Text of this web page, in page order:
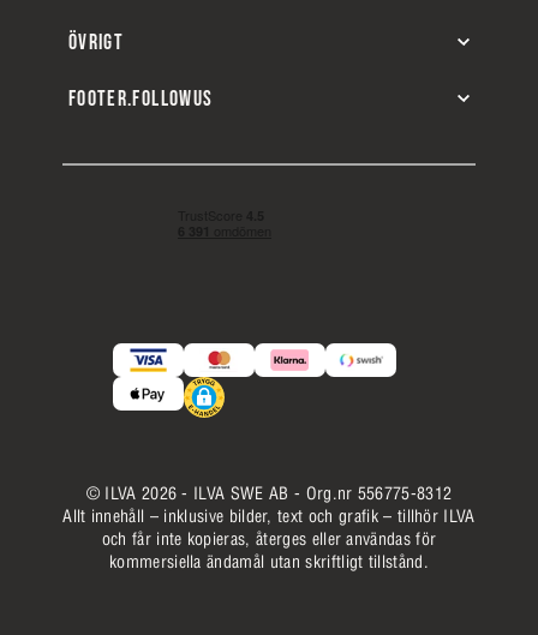
ÖVRIGT
FOOTER.FOLLOWUS
© ILVA 2026 - ILVA SWE AB - Org.nr 556775-8312
Allt innehåll – inklusive bilder, text och grafik – tillhör ILVA
och får inte kopieras, återges eller användas för
kommersiella ändamål utan skriftligt tillstånd.